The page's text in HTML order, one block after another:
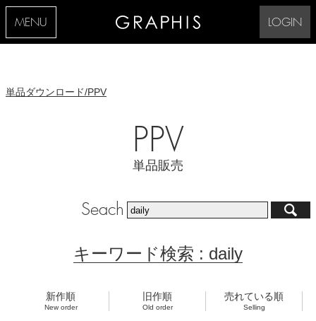
MENU LOGIN
単品ダウンロード/PPV
PPV
単品販売
Seach
キーワード検索 : daily
新作順
New order
旧作順
Old order
売れている順
Selling